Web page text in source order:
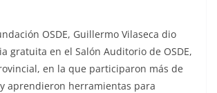
OSDE, Guillermo Vilaseca dio
gratuita en el Salón Auditorio de OSDE,
en la que participaron más de
aprendieron herramientas para